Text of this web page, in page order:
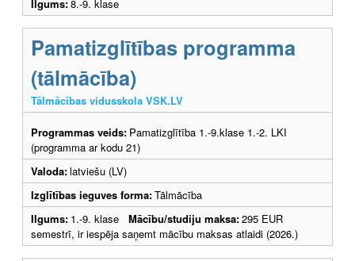
Ilgums:8.-9. klase
Pamatizglītības programma
(tālmācība)
Tālmācības vidusskola VSK.LV
Programmas veids: Pamatizglītība 1.-9.klase 1.-2. LKI
(programma ar kodu 21)
Valoda:latviešu (LV)
Izglītības ieguves forma:Tālmācība
Ilgums: 1.-9. klase Mācību/studiju maksa:295 EUR
semestrī, ir iespēja saņemt mācību maksas atlaidi (2026.)